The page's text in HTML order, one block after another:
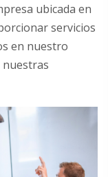
ubicada en
servicios
en nuestro
nuestras